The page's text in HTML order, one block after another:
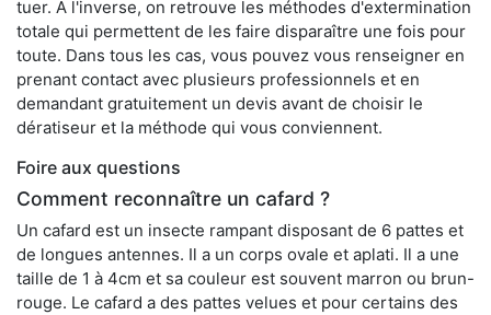
tuer. A l'inverse, on retrouve les méthodes d'extermination
totale qui permettent de les faire disparaître une fois pour
toute. Dans tous les cas, vous pouvez vous renseigner en
prenant contact avec plusieurs professionnels et en
demandant gratuitement un devis avant de choisir le
dératiseur et la méthode qui vous conviennent.
Foire aux questions
Comment reconnaître un cafard ?
Un cafard est un insecte rampant disposant de 6 pattes et
de longues antennes. Il a un corps ovale et aplati. Il a une
taille de 1 à 4cm et sa couleur est souvent marron ou brun-
rouge. Le cafard a des pattes velues et pour certains des